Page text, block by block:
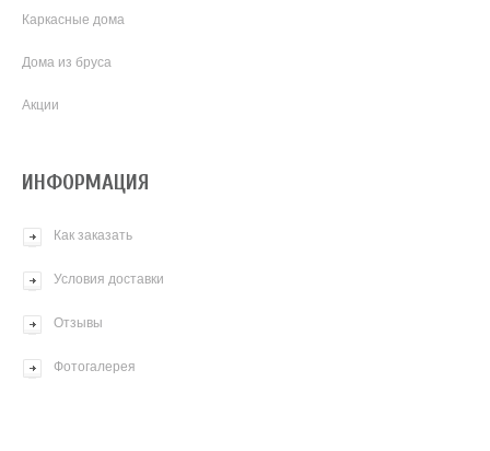
Каркасные дома
Дома из бруса
Акции
ИНФОРМАЦИЯ
Как заказать
Условия доставки
Отзывы
Фотогалерея